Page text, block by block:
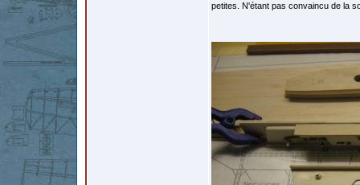
petites. N'étant pas convaincu de la